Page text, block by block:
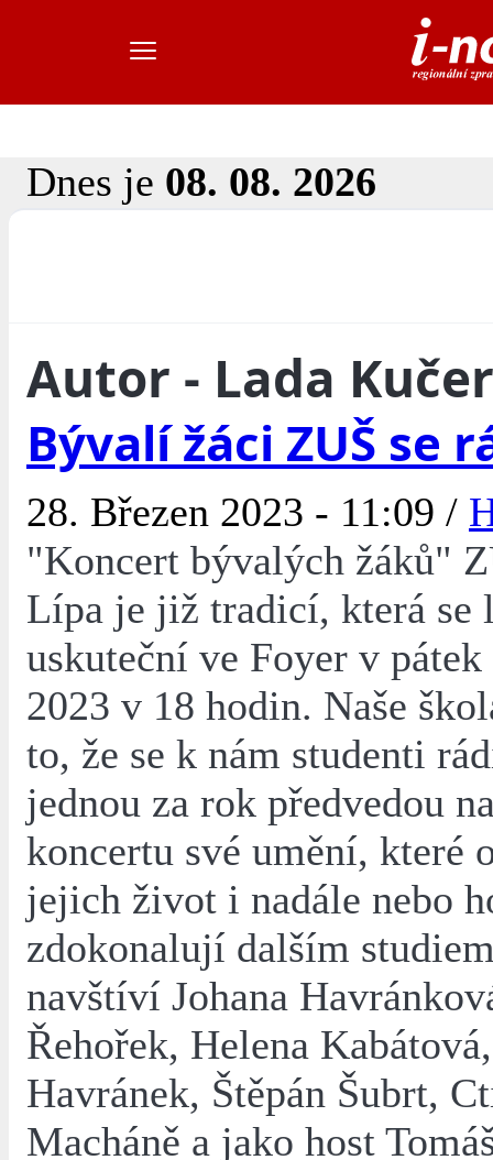
Dnes je 08. 08. 2026
Autor - Lada
Bývalí žáci ZUŠ se
28. Březen 2023 - 11:09 /
"Koncert bývalých žáků"
Lípa je již tradicí, která se
uskuteční ve Foyer v pátek
2023 v 18 hodin. Naše
to, že se k nám studenti
jednou za rok předvedou
koncertu své umění, které
jejich život i nadále nebo
zdokonalují dalším
navštíví Johana
Řehořek, Helena
Havránek, Štěpán Šubrt,
Macháně a jako host